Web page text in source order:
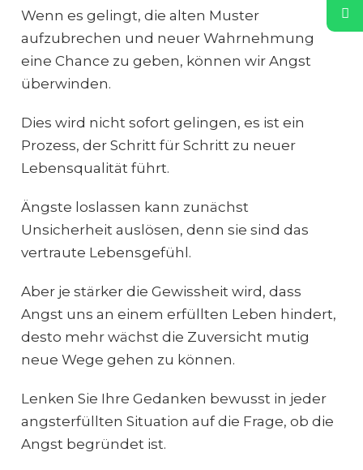
Wenn es gelingt, die alten Muster
aufzubrechen und neuer Wahrnehmung
eine Chance zu geben, können wir Angst
überwinden.
Dies wird nicht sofort gelingen, es ist ein
Prozess, der Schritt für Schritt zu neuer
Lebensqualität führt.
Ängste loslassen kann zunächst
Unsicherheit auslösen, denn sie sind das
vertraute Lebensgefühl.
Aber je stärker die Gewissheit wird, dass
Angst uns an einem erfüllten Leben hindert,
desto mehr wächst die Zuversicht mutig
neue Wege gehen zu können.
Lenken Sie Ihre Gedanken bewusst in jeder
angsterfüllten Situation auf die Frage, ob die
Angst begründet ist.